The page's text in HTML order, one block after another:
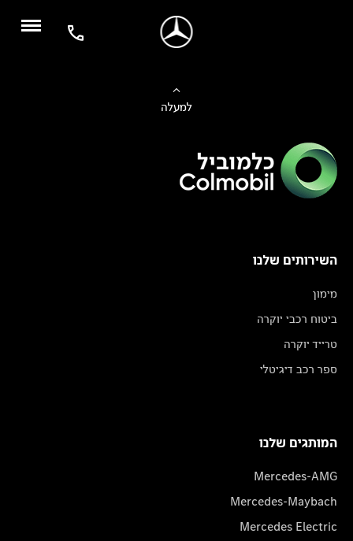
למעלה
השירותים שלנו
מימון
ביטוח רכבי יוקרה
טרייד יוקרה
ספר רכב דיגיטלי
המותגים שלנו
Mercedes-AMG
Mercedes-Maybach
Mercedes Electric